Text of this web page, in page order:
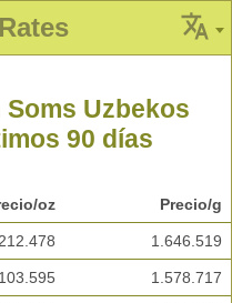
Uzbekos
90 días
oz Precio/g
1.646.519
1.578.717